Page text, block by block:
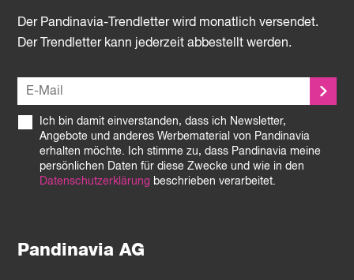
Pandinavia AG
Der Pandinavia-Trendletter wird monatlich versendet.
Der Trendletter kann jederzeit abbestellt werden.
Ich bin damit einverstanden, dass ich Newsletter,
Angebote und anderes Werbematerial von Pandinavia
erhalten möchte. Ich stimme zu, dass Pandinavia meine
persönlichen Daten für diese Zwecke und wie in den
Datenschutzerklärung beschrieben verarbeitet.